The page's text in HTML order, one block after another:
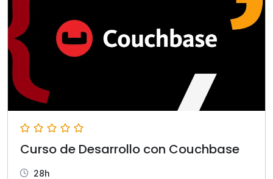
Curso de Desarrollo con Couchbase
28h